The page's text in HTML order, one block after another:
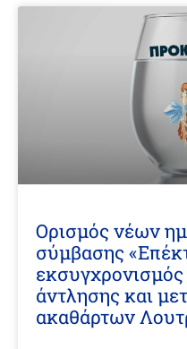
Ορισμός νέων
σύμβασης
άντλησης και
ακαθάρτων